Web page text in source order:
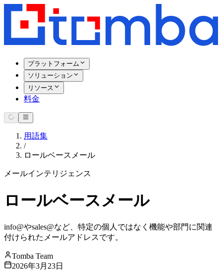
プラットフォーム
ソリューション
リソース
料金
用語集
/
ロールベースメール
メールインテリジェンス
ロールベースメール
info@やsales@など、特定の個人ではなく機能や部門に関連
付けられたメールアドレスです。
Tomba Team
2026年3月23日